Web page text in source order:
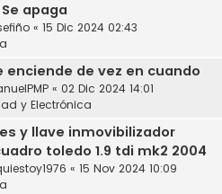
apaga
« 15 Dic 2024 02:43
de vez en cuando
« 02 Dic 2024 14:01
y Electrónica
y llave inmovibilizador
toledo 1.9 tdi mk2 2004
« 15 Nov 2024 10:09